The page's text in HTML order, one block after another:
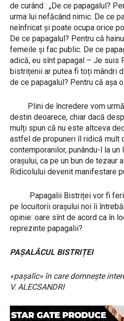
de curând : „De ce papagalul?
urma lui nefăcând nimic. De ce
neînfricat și poate ocupa orice
De ce papagalul? Pentru că
femeile și fac public. De ce
adică, eu sînt papagal – Je suis
bistrițenii ar putea fi toți mândri
de ce papagalul? Pentru că așa
Plini de încredere vom
destin deoarece, chiar dacă
mulți spun că nu este altceva
astfel de propuneri îl ridică mult
contemporanilor, punându-l la
orașului, ca pe un bun de tezaur
Ridicolului devenit manifestare
Papagalii Bistriței vor fi
pe locuitorii orașului noi îi
opinie: oare sînt de acord ca în
reprezinte papagalii?
PAȘALÂCUL BISTRIȚEI
«pașalîc» în care domnește
V. ALECSANDRI